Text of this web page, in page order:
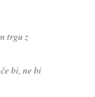
trgu z
bi, ne bi